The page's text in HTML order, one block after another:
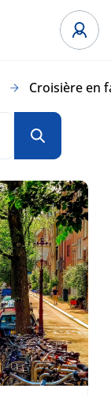
Croisière en